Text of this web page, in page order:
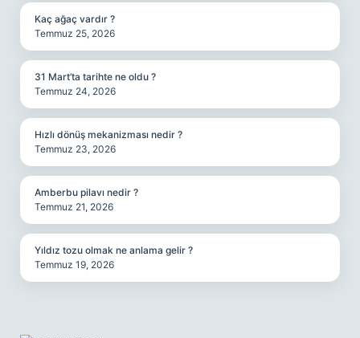
Kaç ağaç vardır ?
Temmuz 25, 2026
31 Mart’ta tarihte ne oldu ?
Temmuz 24, 2026
Hızlı dönüş mekanizması nedir ?
Temmuz 23, 2026
Amberbu pilavı nedir ?
Temmuz 21, 2026
Yıldız tozu olmak ne anlama gelir ?
Temmuz 19, 2026